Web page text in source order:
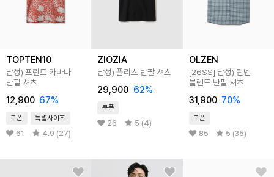
TOPTEN10
남성) 프린트 카바나
반팔 셔츠
12,900 67%
쿠폰 특별사이즈
61 4.9 (27)
ZIOZIA
남성) 플리츠 반팔 셔츠
29,900 62%
쿠폰
26 5 (4)
OLZEN
[26SS] 남성) 린넨
블렌드 반팔 셔츠
31,900 70%
쿠폰
85 5 (35)